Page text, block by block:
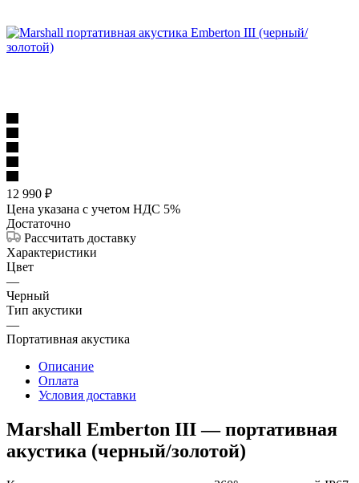
12 990 ₽
Цена указана с учетом НДС 5%
Достаточно
Рассчитать доставку
Характеристики
Цвет
—
Черный
Тип акустики
—
Портативная акустика
Описание
Оплата
Условия доставки
Marshall Emberton III — портативная
акустика (черный/золотой)